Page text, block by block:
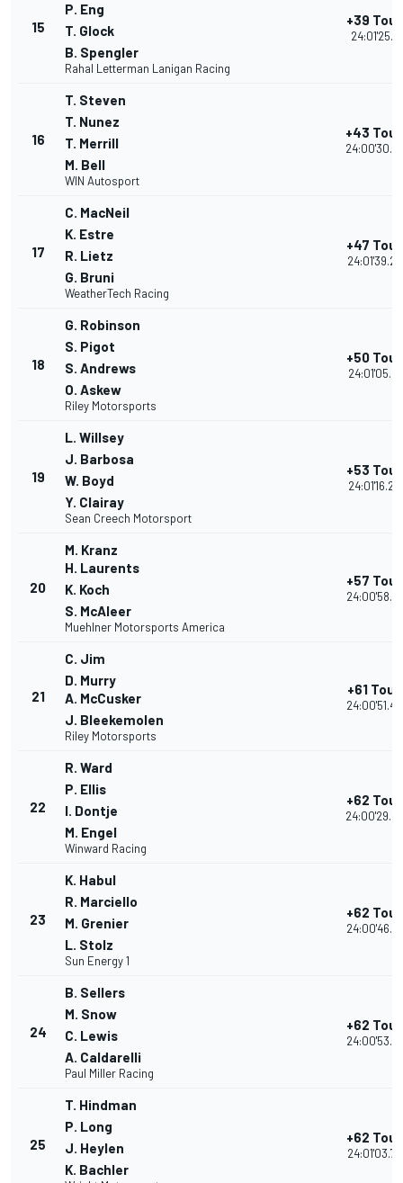
15
P. Eng
T. Glock
B. Spengler
Rahal Letterman Lanigan Racing
+39
24:01'25.111
16
T. Steven
T. Nunez
T. Merrill
M. Bell
WIN Autosport
+43
17
C. MacNeil
K. Estre
R. Lietz
G. Bruni
WeatherTech Racing
+47
18
G. Robinson
S. Pigot
S. Andrews
O. Askew
Riley Motorsports
+50
19
L. Willsey
J. Barbosa
W. Boyd
Y. Clairay
Sean Creech Motorsport
+53
20
M. Kranz
H. Laurents
K. Koch
S. McAleer
Muehlner Motorsports America
+57
21
C. Jim
D. Murry
A. McCusker
J. Bleekemolen
Riley Motorsports
+61
22
R. Ward
P. Ellis
I. Dontje
M. Engel
Winward Racing
+62
23
K. Habul
R. Marciello
M. Grenier
L. Stolz
Sun Energy 1
+62
24
B. Sellers
M. Snow
C. Lewis
A. Caldarelli
Paul Miller Racing
+62
25
T. Hindman
P. Long
J. Heylen
K. Bachler
+62